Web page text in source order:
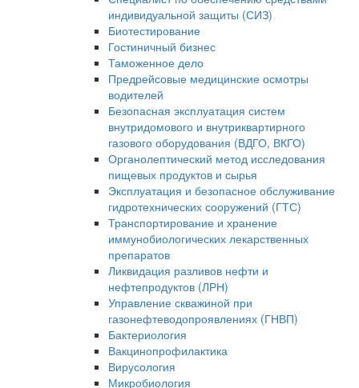
индивидуальной защиты (СИЗ)
Биотестирование
Гостиничный бизнес
Таможенное дело
Предрейсовые медицинские осмотры
водителей
Безопасная эксплуатация систем
внутридомового и внутриквартирного
газового оборудования (ВДГО, ВКГО)
Органолептический метод исследования
пищевых продуктов и сырья
Эксплуатация и безопасное обслуживание
гидротехнических сооружений (ГТС)
Транспортирование и хранение
иммунобиологических лекарственных
препаратов
Ликвидация разливов нефти и
нефтепродуктов (ЛРН)
Управление скважиной при
газонефтеводопроявлениях (ГНВП)
Бактериология
Вакцинопрофилактика
Вирусология
Микробиология